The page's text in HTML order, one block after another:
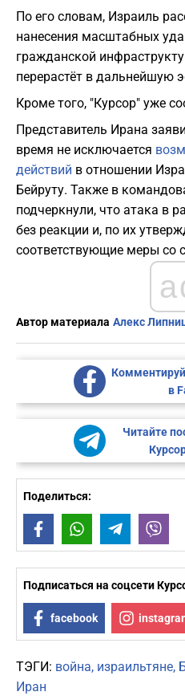
По его словам, Израиль
нанесения масштабных
гражданской
перерастёт в дальнейшую
Кроме того, "Курсор" уже
Представитель Ирана
время не исключается
действий в отношении
Бейруту. Также в
подчеркнули, что атака в
без реакции и, по их
соответствующие меры со
Автор материала Алекс
в
Читайте
Поделиться:
FacebookWhatsAppTelegram
Подписаться на соцсети
facebook
ТЭГИ: война израильтяне
Иран